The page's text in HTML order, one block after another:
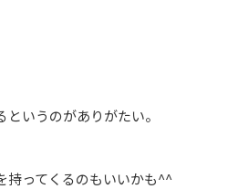
いうのがありがたい。
持ってくるのもいいかも^^